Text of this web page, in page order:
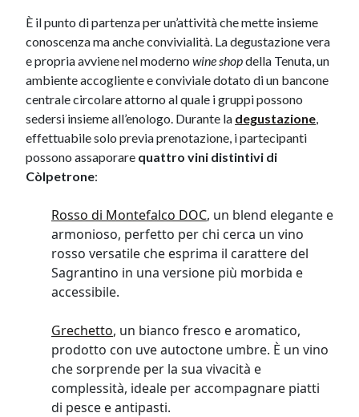
È il punto di partenza per un’attività che mette insieme
conoscenza ma anche convivialità. La degustazione vera
e propria avviene nel moderno wine shopdella Tenuta, un
ambiente accogliente e conviviale dotato di un bancone
centrale circolare attorno al quale i gruppi possono
sedersi insieme all’enologo. Durante la degustazione,
effettuabile solo previa prenotazione, i partecipanti
possono assaporare quattro vini distintivi di
Còlpetrone:
Rosso di Montefalco DOC, un blend elegante e
armonioso, perfetto per chi cerca un vino
rosso versatile che esprima il carattere del
Sagrantino in una versione più morbida e
accessibile.
Grechetto, un bianco fresco e aromatico,
prodotto con uve autoctone umbre. È un vino
che sorprende per la sua vivacità e
complessità, ideale per accompagnare piatti
di pesce e antipasti.